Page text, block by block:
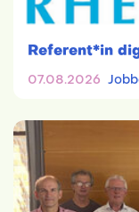
Referent*in
07.08.2026